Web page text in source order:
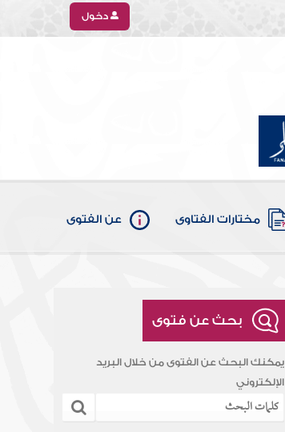
دخول
مختارات الفتاوى عن الفتوى
بحث عن فتوى
يمكنك البحث عن الفتوى من خلال البريد
الإلكتروني